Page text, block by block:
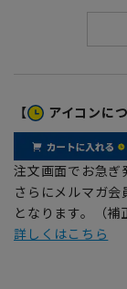
【 アイコンにつ
注文画面でお急ぎ
さらにメルマガ
となります。（補
詳しくはこちら